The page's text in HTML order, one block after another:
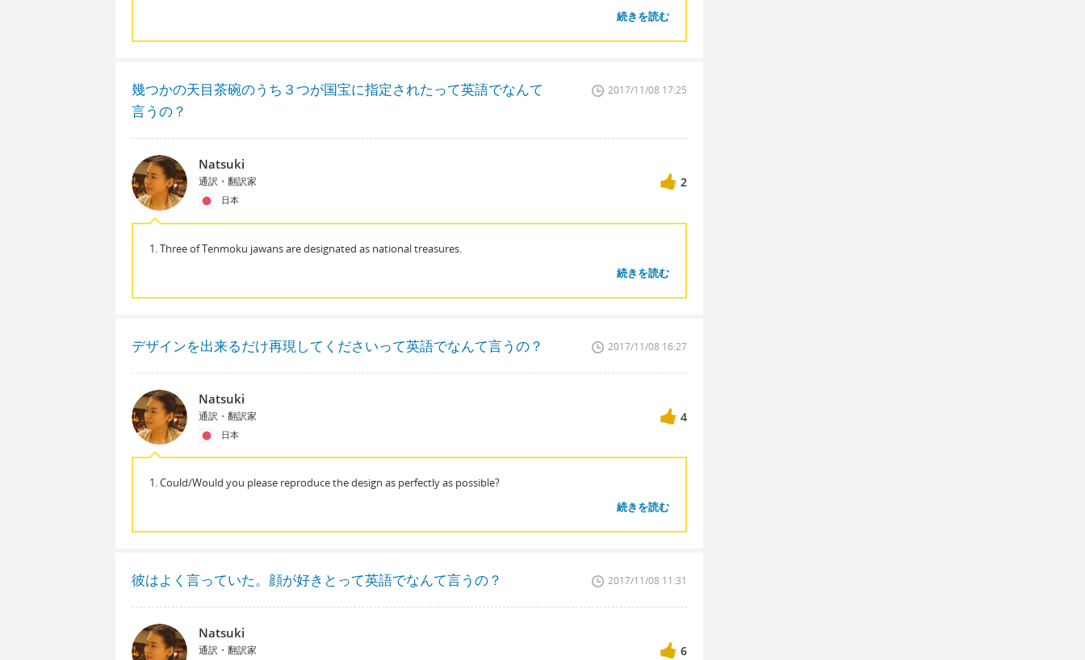
続きを読む
幾つかの天目茶碗のうち３つが国宝に指定されたって英語でなんて
言うの？
2017/11/08 17:25
Natsuki
通訳・翻訳家
日本
2
1. Three of Tenmoku jawans are designated as national treasures.
続きを読む
デザインを出来るだけ再現してくださいって英語でなんて言うの？ 2017/11/08 16:27
Natsuki
通訳・翻訳家
日本
4
1. Could/Would you please reproduce the design as perfectly as possible?
続きを読む
彼はよく言っていた。顔が好きとって英語でなんて言うの？ 2017/11/08 11:31
Natsuki
通訳・翻訳家 6